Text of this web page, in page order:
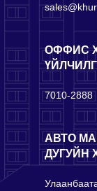
ОФФИС
7010-2888
АВТО
ДУГУЙН